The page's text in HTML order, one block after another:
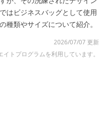
はビジネスバッグとして使用
種類やサイズについて紹介。
2026/07/07 更新
トプログラムを利用しています。